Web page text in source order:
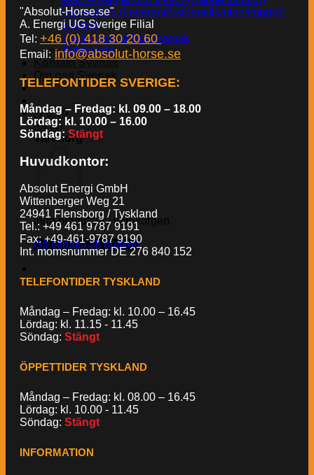
Impressum (Leverantörsidentifikation/Imprint)
Svensk
Tävlingens villkor Svensk
Avbryt köp
Kontakt Svensk
kr0.00
(€0.00)
Varukorg
Inga produkter i varukorgen.
Gå tillbaka till butiken
"Absolut-Horse.se"
A. Energi UG Sverige Filial
Tel: +46 (0) 418 30 20 60
Email: info@absolut-horse.se
TELEFONTIDER SVERIGE:
Måndag – Fredag: kl. 09.00 – 18.00
Lördag: kl. 10.00 – 16.00
Söndag:Stängt
Huvudkontor:
Absolut Energi GmbH
Wittenberger Weg 21
24941 Flensborg / Tyskland
Tel.: +49 461 9787 9191
Fax: +49-461-9787 9190
Int. momsnummer DE 276 840 152
TELEFONTIDER TYSKLAND
Måndag – Fredag: kl. 10.00 – 16.45
Lördag: kl. 11.15 - 11.45
Söndag: Stängt
ÖPPETTIDER TYSKLAND
Måndag – Fredag: kl. 08.00 – 16.45
Lördag: kl. 10.00 - 11.45
Söndag: Stängt
INFORMATION